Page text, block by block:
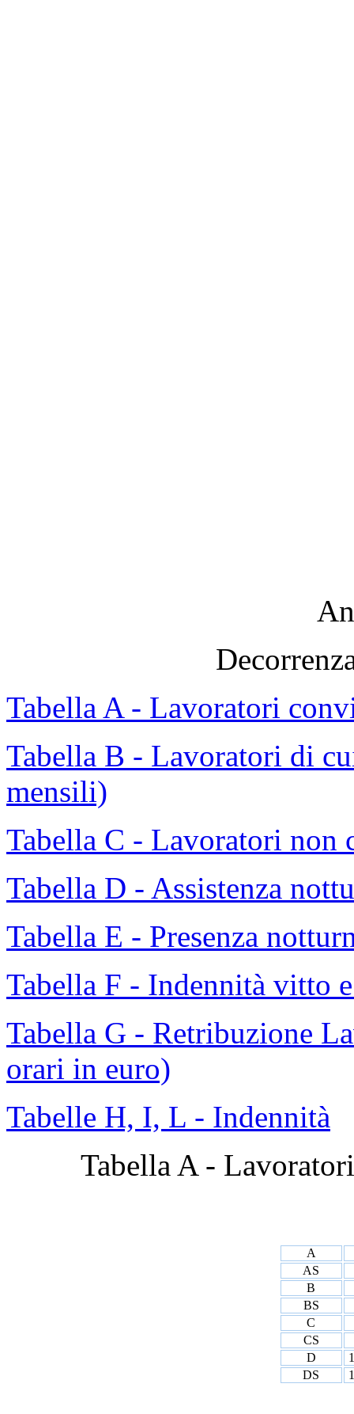
Tabella A - Lavoratori
Tabella B - Lavoratori di
mensili)
Tabella C - Lavoratori
Tabella D - Assistenza
Tabella E - Presenza
Tabella F - Indennità vitto
Tabella G - Retribuzione
orari in euro)
Tabelle H, I, L - Indennità
Tabella A -
A
AS
B
BS
C
CS
D
DS